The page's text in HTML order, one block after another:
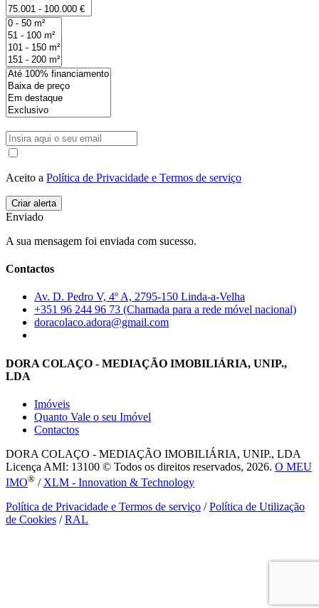
Aceito a Política de Privacidade e Termos de serviço
Enviado
A sua mensagem foi enviada com sucesso.
Contactos
Av. D. Pedro V, 4º A, 2795-150 Linda-a-Velha
+351 96 244 96 73 (Chamada para a rede móvel nacional)
doracolaco.adora@gmail.com
DORA COLAÇO - MEDIAÇÃO IMOBILIÁRIA, UNIP.,
LDA
Imóveis
Quanto Vale o seu Imóvel
Contactos
DORA COLAÇO - MEDIAÇÃO IMOBILIÁRIA, UNIP., LDA
Licença AMI: 13100 © Todos os direitos reservados, 2026. O MEU
IMO® / XLM - Innovation & Technology
Política de Privacidade e Termos de serviço /Política de Utilização
de Cookies /RAL